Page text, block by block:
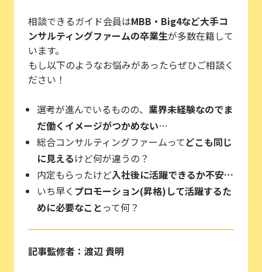
相談できるガイド会員はMBB・Big4など大手コ
ンサルティングファームの卒業生が多数在籍して
います。
もし以下のようなお悩みがあったらぜひご相談く
ださい！
選考が進んでいるものの、 業界未経験なのでま
だ働くイメージがつかめない…
総合コンサルティングファームってどこも同じ
に見えるけど何が違うの？
内定もらったけど入社後に活躍できるか不安…
いち早く プロモーション(昇格)して活躍するた
めに必要なことって何？
記事監修者：渡辺 貴明